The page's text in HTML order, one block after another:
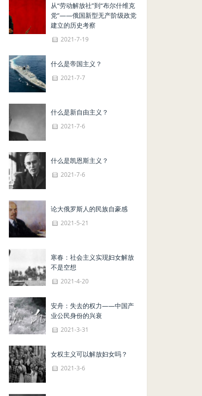
从“劳动解放社”到“布尔什维克
党”——俄国新型无产阶级政党
建立的历史考察
2021-7-19
什么是帝国主义？
2021-7-7
什么是新自由主义？
2021-7-6
什么是凯恩斯主义？
2021-7-6
论大俄罗斯人的民族自豪感
2021-5-21
寒春：社会主义实现妇女解放
不是空想
2021-4-20
安舟：失去的权力——中国产
业公民身份的兴衰
2021-3-31
女权主义可以解放妇女吗？
2021-3-6